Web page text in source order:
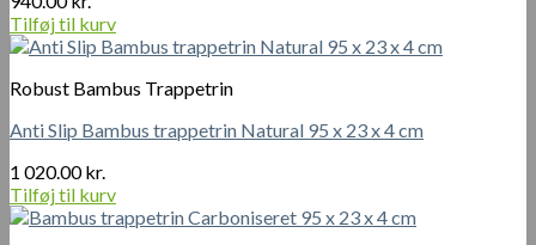
Tilføj til kurv
Robust Bambus Trappetrin
Anti Slip Bambus trappetrin Natural 95 x 23 x 4 cm
1 020.00kr.
Tilføj til kurv